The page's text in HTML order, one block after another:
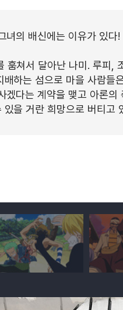
녀의 배신에는 이유가 있다!
훔쳐서 달아난 나미. 루피,
배하는 섬으로 마을 사람들
겠다는 계약을 맺고 아론
을 거란 희망으로 버티고